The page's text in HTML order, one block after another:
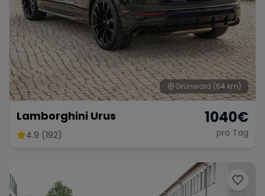
Grünwald (64 km)
Lamborghini Urus
4.9 (192)
1040€
pro Tag